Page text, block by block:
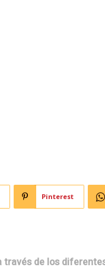
Pinterest
de los